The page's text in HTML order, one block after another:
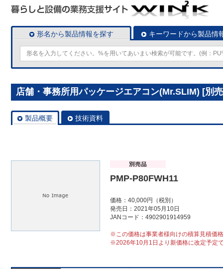
形名から製品情報を探す キーワードから製品情
店舗・事務所用パッケージエアコン(Mr.SLIM) [別
製品概要 技術資料
PMP-P80FWH11
価格：40,000円（税別）
発売日：2021年05月10日
JANコード：4902901914959
※この価格は事業者様向けの積算見積価
※2026年10月1日より新価格に改定予定